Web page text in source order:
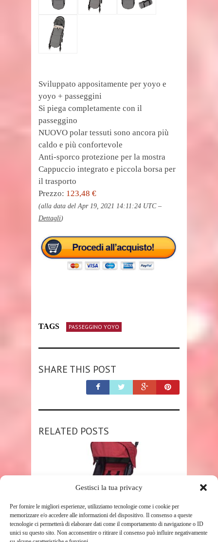
Gestisci la tua privacy
Per fornire le migliori esperienze, utilizziamo tecnologie come i cookie per
memorizzare e/o accedere alle informazioni del dispositivo. Il consenso a queste
tecnologie ci permetterà di elaborare dati come il comportamento di navigazione o ID
unici su questo sito. Non acconsentire o ritirare il consenso può influire negativamente
Sviluppato appositamente per yoyo e
yoyo + passeggini
Si piega completamente con il
passeggino
NUOVO polar tessuti sono ancora più
caldo e più confortevole
Anti-sporco protezione per la mostra
Cappuccio integrato e piccola borsa per
il trasporto
Prezzo: 123,48 €
(alla data del Apr 19, 2021 14:11:24 UTC –
Dettagli)
TAGS PASSEGGINO YOYO
SHARE THIS POST
RELATED POSTS
SHOP